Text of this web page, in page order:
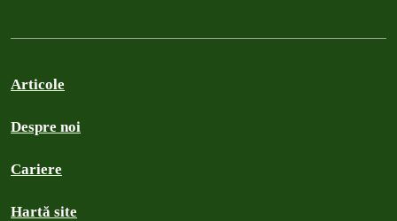
Articole
Despre noi
Cariere
Hartă site